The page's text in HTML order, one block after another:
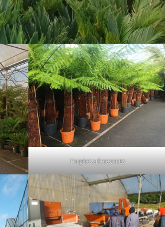
Fougères arborescentes